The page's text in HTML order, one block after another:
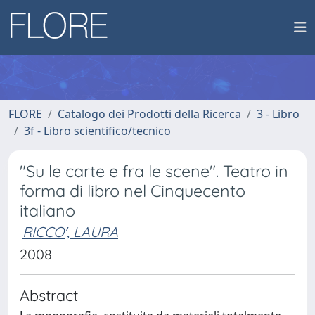
FLORE Catalogo dei Prodotti della Ricerca
3 - Libro
3f - Libro scientifico/tecnico
"Su le carte e fra le scene". Teatro in
forma di libro nel Cinquecento
italiano
RICCO', LAURA
2008
Abstract